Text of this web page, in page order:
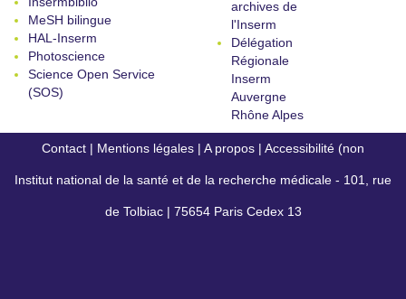
MeSH bilingue
HAL-Inserm
Photoscience
Science Open Service
(SOS)
archives de
l'Inserm
Délégation
Régionale
Inserm
Auvergne
Rhône Alpes
Contact | Mentions légales | A propos | Accessibilité (non
conforme)
Institut national de la santé et de la recherche médicale - 101, rue
de Tolbiac | 75654 Paris Cedex 13